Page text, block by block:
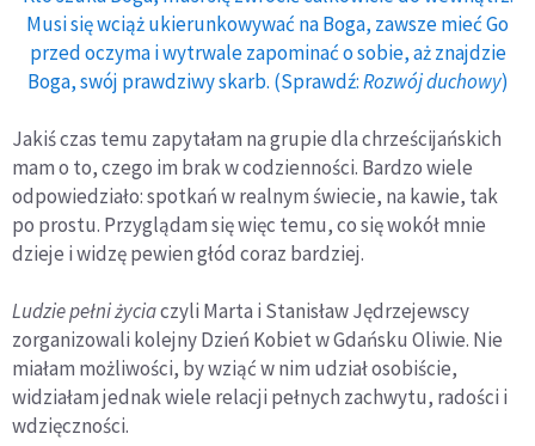
Musi się wciąż ukierunkowywać na Boga, zawsze mieć Go
przed oczyma i wytrwale zapominać o sobie, aż znajdzie
Boga, swój prawdziwy skarb. (Sprawdź:Rozwój duchowy)
Jakiś czas temu zapytałam na grupie dla chrześcijańskich
mam o to, czego im brak w codzienności. Bardzo wiele
odpowiedziało: spotkań w realnym świecie, na kawie, tak
po prostu. Przyglądam się więc temu, co się wokół mnie
dzieje i widzę pewien głód coraz bardziej.
Ludzie pełni życiaczyli Marta i Stanisław Jędrzejewscy
zorganizowali kolejny Dzień Kobiet w Gdańsku Oliwie. Nie
miałam możliwości, by wziąć w nim udział osobiście,
widziałam jednak wiele relacji pełnych zachwytu, radości i
wdzięczności.